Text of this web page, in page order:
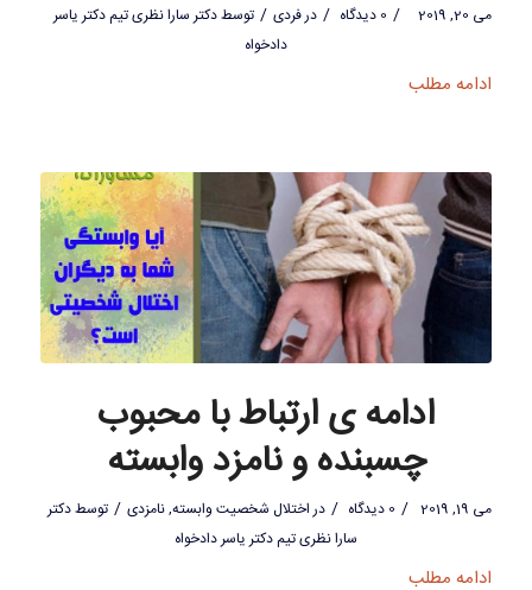
می 20, 2019 / 0 دیدگاه / درفردی / توسطدکتر سارا نظری تیم دکتر یاسر
دادخواه
ادامه مطلب
ادامه ی ارتباط با محبوب
چسبنده و نامزد وابسته
می 19, 2019 / 0 دیدگاه / در اختلال شخصیت وابسته,نامزدی / توسطدکتر
سارا نظری تیم دکتر یاسر دادخواه
ادامه مطلب